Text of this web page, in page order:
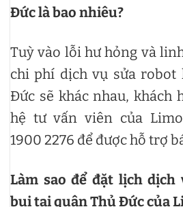
Đức là bao nhiêu?
Tuỳ vào lỗi hư hỏng và
chi phí dịch vụ sửa robot
Đức sẽ khác nhau, khách
hệ tư vấn viên của
1900 2276 để được hỗ trợ
Làm sao để đặt lịch
bụi tại quận Thủ Đức của